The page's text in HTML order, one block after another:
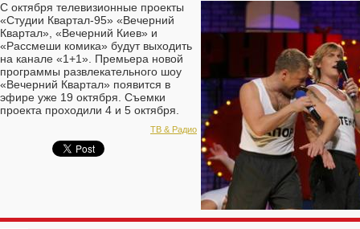
С октября телевизионные проекты
«Студии Квартал-95» «Вечерний
Квартал», «Вечерний Киев» и
«Рассмеши комика» будут выходить
на канале «1+1». Премьера новой
программы развлекательного шоу
«Вечерний Квартал» появится в
эфире уже 19 октября. Съемки
проекта проходили 4 и 5 октября.
ТВ & Радио